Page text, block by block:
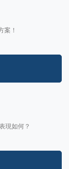
案！
現如何？